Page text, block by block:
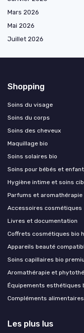
Mars 2026
Mai 2026
Juillet 2026
Shopping
Soins du visage
Soins du corps
Soins des cheveux
Maquillage bio
Soins solaires bio
Soins pour bébés et
Hygiène intime et soins
Parfums et aromathérapie
Accessoires cosmétiques
Livres et documentation
Coffrets cosmétiques bio
Appareils beauté
Soins capillaires bio
Aromathérapie et
Équipements esthétiques
Compléments
Les plus lus